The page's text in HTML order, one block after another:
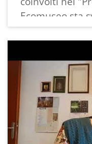
Ecomuseo sta
collaborazione
Liliana, classe
trasporto e
molti momenti
sua famiglia
bambina,
lingua
anche il